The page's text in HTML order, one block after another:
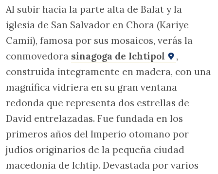
Al subir hacia la parte alta de Balat y la
iglesia de San Salvador en Chora (Kariye
Camii), famosa por sus mosaicos, verás la
conmovedora sinagoga de Ichtipol
,
construida íntegramente en madera, con una
magnífica vidriera en su gran ventana
redonda que representa dos estrellas de
David entrelazadas. Fue fundada en los
primeros años del Imperio otomano por
judíos originarios de la pequeña ciudad
macedonia de Ichtip. Devastada por varios